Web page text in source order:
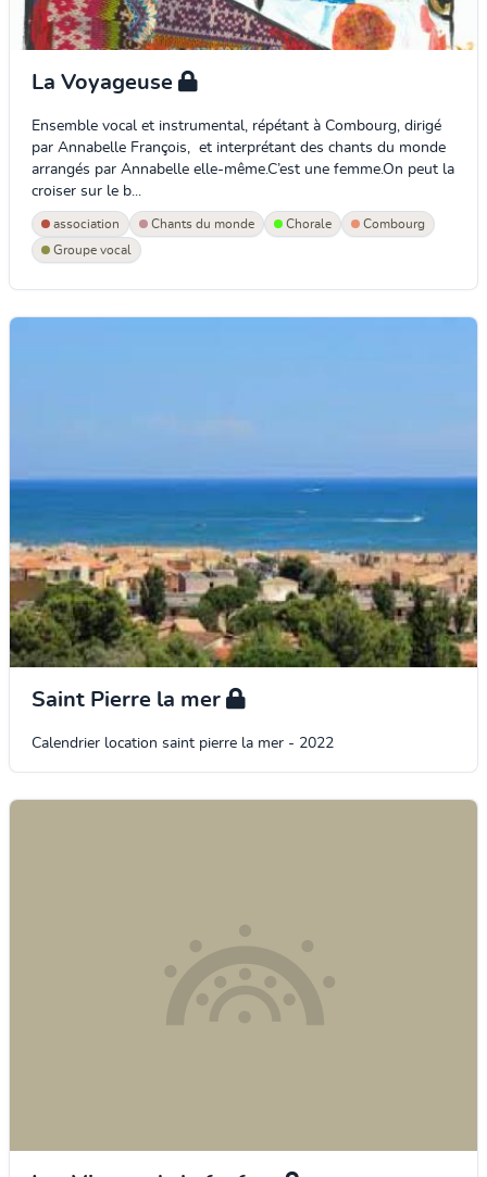
La Voyageuse
Ensemble vocal et instrumental, répétant à Combourg, dirigé
par Annabelle François, et interprétant des chants du monde
arrangés par Annabelle elle-même.C’est une femme.On peut la
croiser sur le b...
association Chants du monde Chorale
Combourg
Groupe vocal
Saint Pierre la mer
Calendrier location saint pierre la mer - 2022